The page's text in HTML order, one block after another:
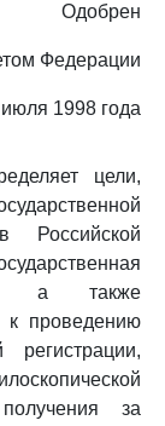
Одобрен
Федерации
1998 года
цели,
Российской
а также
к проведению
регистрации,
за